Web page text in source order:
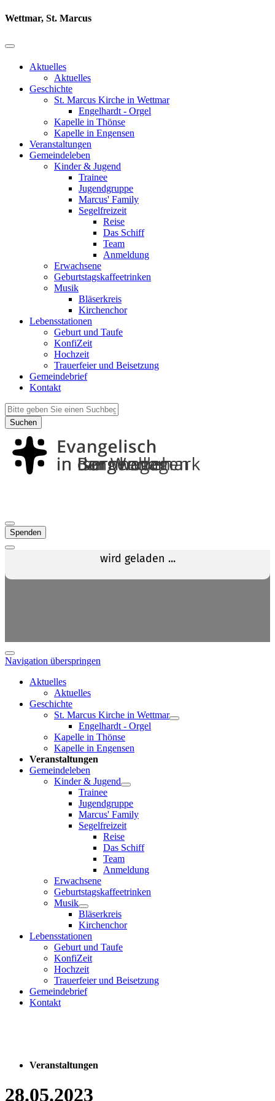
Wettmar, St. Marcus
Aktuelles
Aktuelles
Geschichte
St. Marcus Kirche in Wettmar
Engelhardt - Orgel
Kapelle in Thönse
Kapelle in Engensen
Veranstaltungen
Gemeindeleben
Kinder & Jugend
Trainee
Jugendgruppe
Marcus' Family
Segelfreizeit
Reise
Das Schiff
Team
Anmeldung
Erwachsene
Geburtstagskaffeetrinken
Musik
Bläserkreis
Kirchenchor
Lebensstationen
Geburt und Taufe
KonfiZeit
Hochzeit
Trauerfeier und Beisetzung
Gemeindebrief
Kontakt
Suchen
Spenden
Navigation überspringen
Aktuelles
Aktuelles
Geschichte
St. Marcus Kirche in Wettmar
Engelhardt - Orgel
Kapelle in Thönse
Kapelle in Engensen
Veranstaltungen
Gemeindeleben
Kinder & Jugend
Trainee
Jugendgruppe
Marcus' Family
Segelfreizeit
Reise
Das Schiff
Team
Anmeldung
Erwachsene
Geburtstagskaffeetrinken
Musik
Bläserkreis
Kirchenchor
Lebensstationen
Geburt und Taufe
KonfiZeit
Hochzeit
Trauerfeier und Beisetzung
Gemeindebrief
Kontakt
Veranstaltungen
28.05.2023